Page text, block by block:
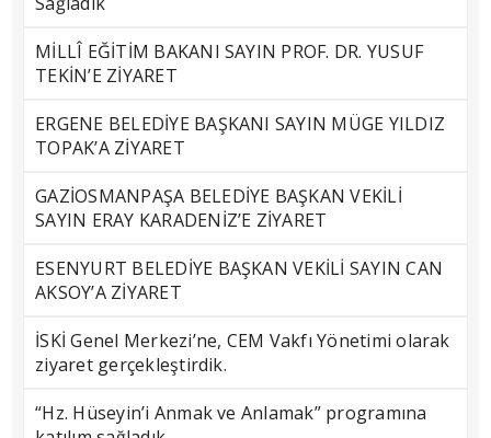
MİLLÎ EĞİTİM BAKANI SAYIN PROF. DR. YUSUF
TEKİN’E ZİYARET
ERGENE BELEDİYE BAŞKANI SAYIN MÜGE YILDIZ
TOPAK’A ZİYARET
GAZİOSMANPAŞA BELEDİYE BAŞKAN VEKİLİ
SAYIN ERAY KARADENİZ’E ZİYARET
ESENYURT BELEDİYE BAŞKAN VEKİLİ SAYIN CAN
AKSOY’A ZİYARET
İSKİ Genel Merkezi’ne, CEM Vakfı Yönetimi olarak
ziyaret gerçekleştirdik.
“Hz. Hüseyin’i Anmak ve Anlamak” programına